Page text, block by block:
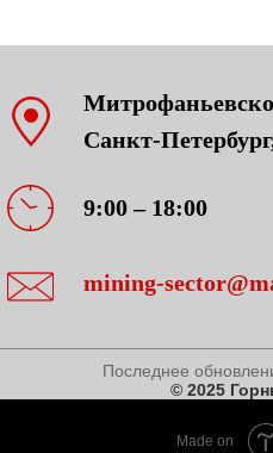
Санкт-
mining-
9:00 – 18:00
Последнее
© 2025
Made on